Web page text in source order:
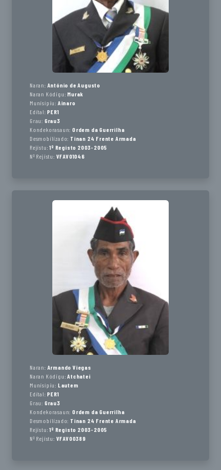
Naran: António de Augusto
Naran Kódigu: Murak
Munisípiu: Ainaro
Edital: PER1
Grau: Grau3
Kondekorasaun: Ordem da Guerrilha
Desmobilizado: Tinan 24 Frente Armada
Rejistu: 1º Registo 2003-2005
Nº Rejistu: VFAV01046
Naran: Armando Viegas
Naran Kódigu: Atchatei
Munisípiu: Lautem
Edital: PER1
Grau: Grau3
Kondekorasaun: Ordem da Guerrilha
Desmobilizado: Tinan 24 Frente Armada
Rejistu: 1º Registo 2003-2005
Nº Rejistu: VFAV00389